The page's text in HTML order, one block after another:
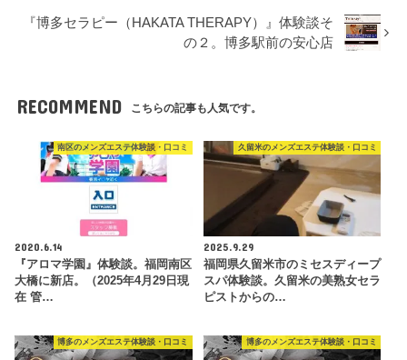
『博多セラピー（HAKATA THERAPY）』体験談そ
の２。博多駅前の安心店
RECOMMEND こちらの記事も人気です。
南区のメンズエステ体験談・口コミ
2020.6.14
『アロマ学園』体験談。福岡南区
大橋に新店。（2025年4月29日現
在 管…
久留米のメンズエステ体験談・口コミ
2025.9.29
福岡県久留米市のミセスディープ
スパ体験談。久留米の美熟女セラ
ピストからの…
博多のメンズエステ体験談・口コミ 博多のメンズエステ体験談・口コミ